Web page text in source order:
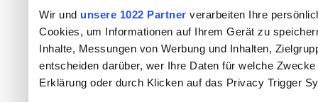
Wir und unsere 1022 Partner verarbeiten Ihre
Cookies, um Informationen auf Ihrem Gerät zu
Inhalte, Messungen von Werbung und Inhalten,
entscheiden darüber, wer Ihre Daten für welche
Erklärung oder durch Klicken auf das Privacy Trigger